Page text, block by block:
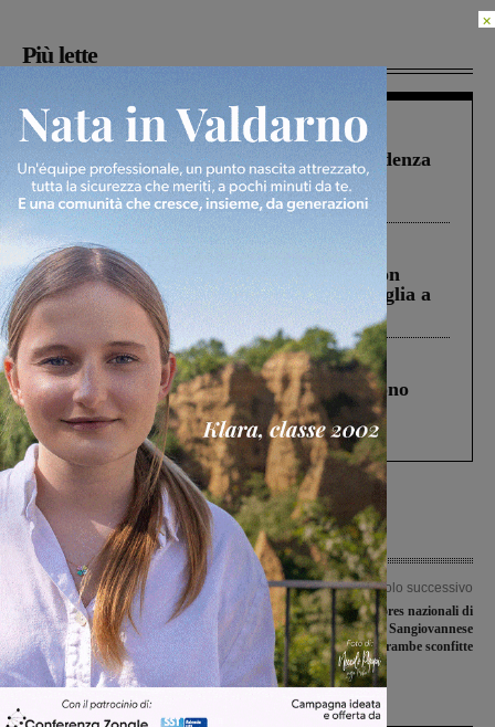
Più lette
Figline Incisa Valdarno 1 Agosto 2026
Piscina di Figline finanziata oltre la scadenza
Pnrr, il gruppo di Fratelli d’Italia: “Un
ringraziamento al Governo”
Cronaca 3 Agosto 2026
Scomparso da una struttura di Castiglion
Fiorentino l’uomo che aveva ucciso la figlia a
Levane nel 2020
Cronaca 4 Agosto 2026
Un anno fa la strage in A1 in cui morirono
Gianni, Giulia e Franco. Lo schianto, il
processo, lo stop ai sorpassi fra tir....
Articolo precedente
Manutenzione al Borro Barulli e agli
impianti sportivi di via Genova: due
interrogazioni delle Liste civiche
Articolo successivo
Le squadre juniores nazionali di
Montevarchi e Sangiovannese
entrambe sconfitte
Ultime Notizie
×